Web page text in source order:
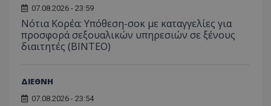
07.08.2026 - 23:59
Νότια Κορέα: Υπόθεση-σοκ με καταγγελίες για
προσφορά σεξουαλικών υπηρεσιών σε ξένους
διαιτητές (BINTEO)
ΔΙΕΘΝΗ
07.08.2026 - 23:54